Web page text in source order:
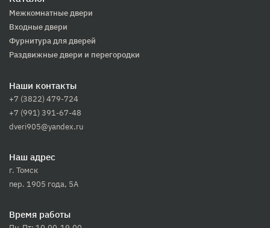
Межкомнатные двери
Входные двери
Фурнитура для дверей
Раздвижные двери и перегородки
Наши контакты
+7 (3822) 479-724
+7 (991) 391-67-48
dveri905@yandex.ru
Наш адрес
г. Томск
пер. 1905 года, 5А
Время работы